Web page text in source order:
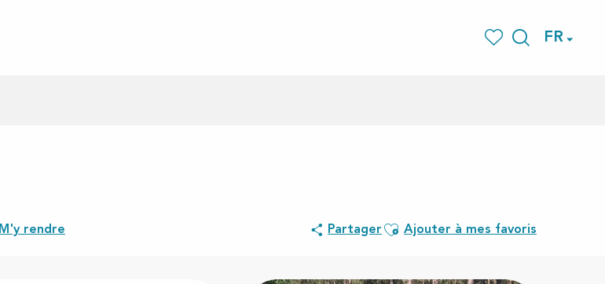
FR
M'y rendre Partager Ajouter aux favoris
Ajouter à mes favoris